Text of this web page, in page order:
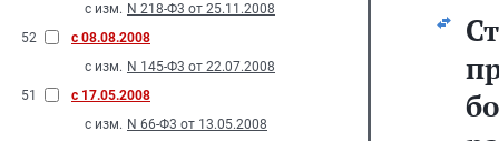
с изм. N 218-Ф3 от 25.11.2008
52
с 08.08.2008
с изм. N 145-Ф3 от 22.07.2008
51
с 17.05.2008
с изм. N 66-Ф3 от 13.05.2008